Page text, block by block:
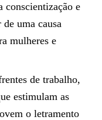
conscientização e
uma causa
mulheres e
de trabalho,
estimulam as
o letramento